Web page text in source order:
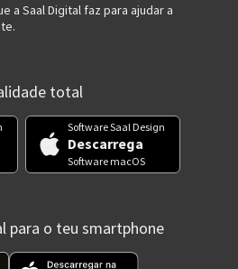
a Saal Digital faz para ajudar a
total
Software Saal Design
Descarrega
Software macOS
para o teu smartphone